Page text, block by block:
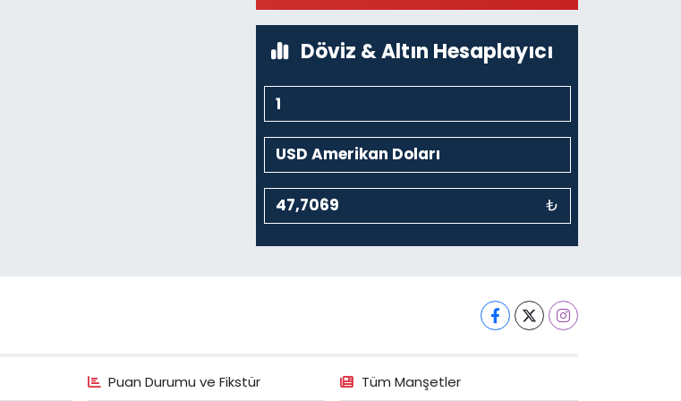
Müzesi Arkası-kalaycıbahçe Meydana Doğru
Döviz & Altın Hesaplayıcı
₺
Puan Durumu ve Fikstür Tüm Manşetler